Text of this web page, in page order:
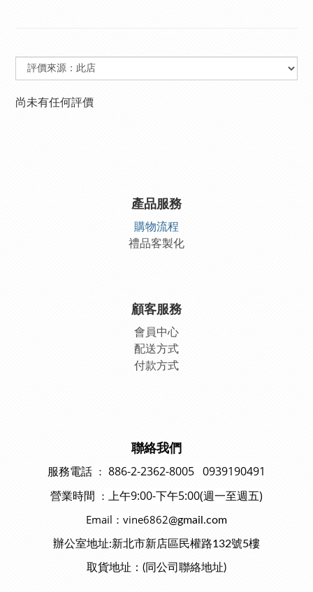
尚未有任何評價
產品服務
購物流程
禮品客製化
顧客服務
會員中心
配送方式
付款方式
聯絡我們
服務電話 ： 886-2-2362-8005 0939190491
營業時間 ： 上午9:00-下午5:00(週一至週五)
Email：vine6862@gmail.com
辦公室地址:新北市新店區民權路132號5樓
取貨地址：(同公司聯絡地址)